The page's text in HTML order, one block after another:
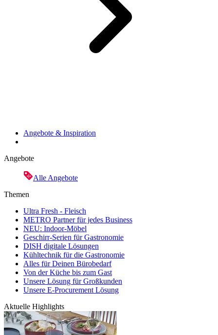
Angebote & Inspiration
Angebote
Alle Angebote
Themen
Ultra Fresh - Fleisch
METRO Partner für jedes Business
NEU: Indoor-Möbel
Geschirr-Serien für Gastronomie
DISH digitale Lösungen
Kühltechnik für die Gastronomie
Alles für Deinen Bürobedarf
Von der Küche bis zum Gast
Unsere Lösung für Großkunden
Unsere E-Procurement Lösung
Aktuelle Highlights